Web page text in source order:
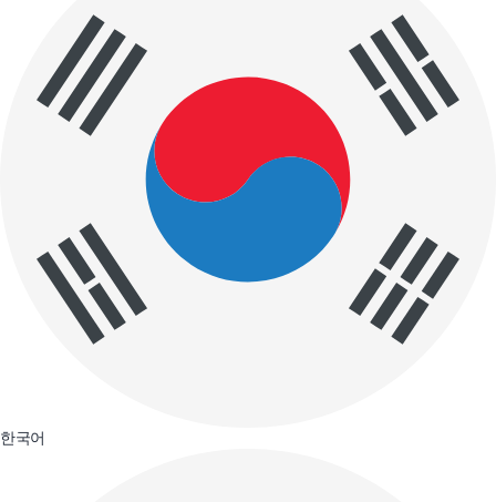
테마노선
예약하기
인천시티투어
안전수칙
운행 중에는 안전벨트를
꼭 착용해 주십시오.
차량이 완전히 정차 후
일어나 주십시오
운행 중 자리 이동은
차량 내 음식 섭취는
불가합니다.(뚜껑이